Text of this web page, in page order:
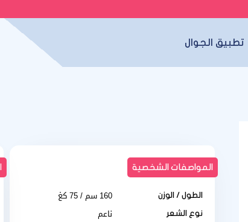
تطبيق الجوال
المواصفات الشخصية
الطول / الوزن 160 سم / 75 كغ
نوع الشعر ناعم